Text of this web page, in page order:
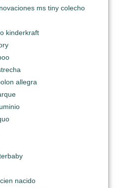
ms tiny colecho
kinderkraft
allegra
nacido